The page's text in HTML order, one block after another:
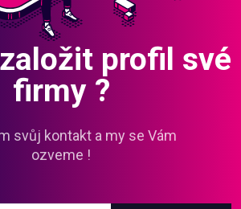
profil své
firmy ?
svůj kontakt a my se Vám
ozveme !